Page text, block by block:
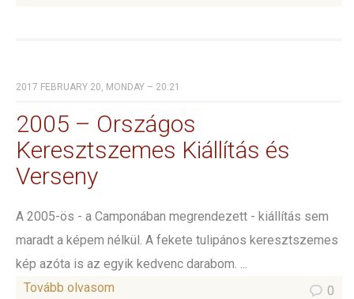
2017 FEBRUARY 20, MONDAY – 20:21
2005 – Országos
Keresztszemes Kiállítás és
Verseny
A 2005-ös - a Camponában megrendezett - kiállítás sem
maradt a képem nélkül. A fekete tulipános keresztszemes
kép azóta is az egyik kedvenc darabom. ...
Tovább olvasom
0